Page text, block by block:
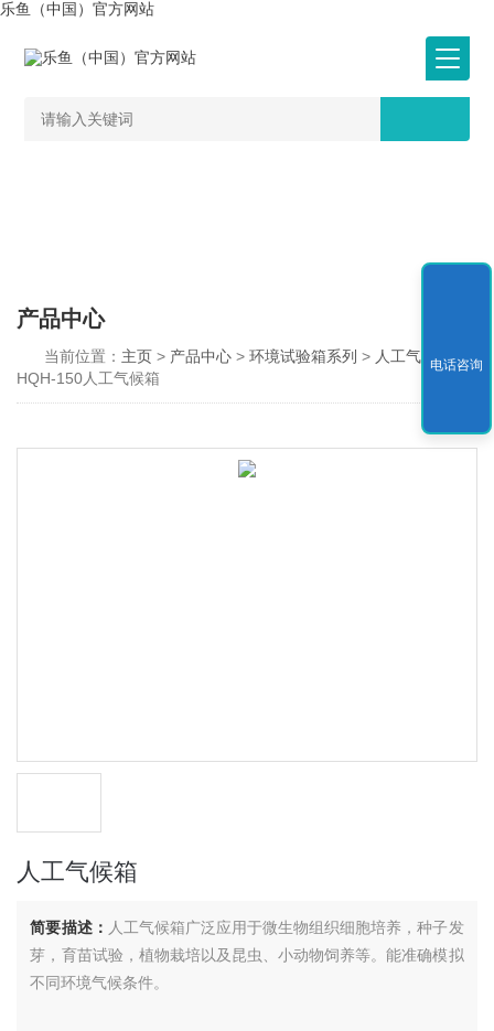
乐鱼（中国）官方网站
产品中心
当前位置： 主页> 产品中心 >环境试验箱系列 > 人工气候箱>
HQH-150人工气候箱
人工气候箱
简要描述： 人工气候箱广泛应用于微生物组织细胞培养，种子发
芽，育苗试验，植物栽培以及昆虫、小动物饲养等。能准确模拟
不同环境气候条件。
电话咨询